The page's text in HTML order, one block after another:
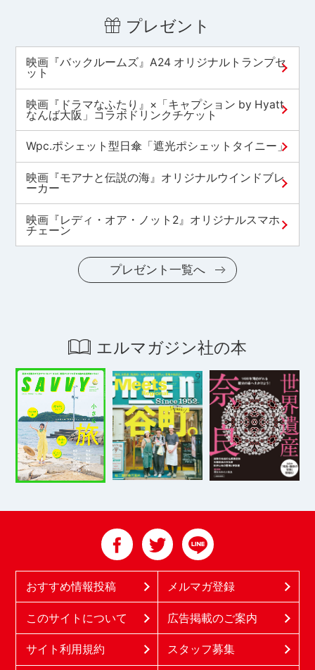
プレゼント
映画『バックルームズ』A24 オリジナルトランプセ
ット
映画『ドラマなふたり』×「キャプション by Hyatt
なんば大阪」コラボドリンクチケット
Wpc.ポシェット型日傘「遮光ポシェットタイニー」
映画『モアナと伝説の海』オリジナルウインドブレ
ーカー
映画『レディ・オア・ノット2』オリジナルスマホ
チェーン
プレゼント一覧へ
エルマガジン社の本
おすすめ情報投稿 メルマガ登録
このサイトについて 広告掲載のご案内
サイト利用規約 スタッフ募集